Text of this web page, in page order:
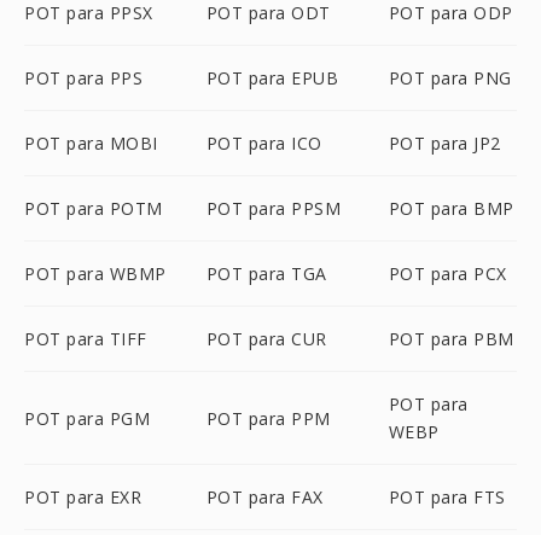
POT para PPSX POT para ODT POT para ODP
POT para PPS POT para EPUB POT para PNG
POT para MOBI POT para ICO POT para JP2
POT para POTM POT para PPSM POT para BMP
POT para WBMP POT para TGA POT para PCX
POT para TIFF POT para CUR POT para PBM
POT para PGM POT para PPM
POT para
WEBP
POT para EXR POT para FAX POT para FTS